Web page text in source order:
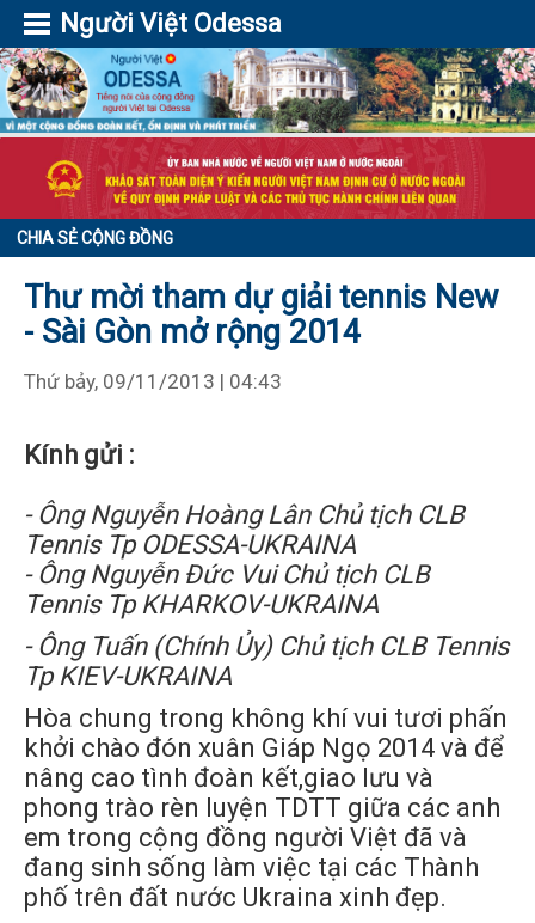
Người Việt Odessa
CHIA SẺ CỘNG ĐỒNG
Thư mời tham dự giải tennis New
- Sài Gòn mở rộng 2014
Thứ bảy, 09/11/2013 | 04:43
Kính gửi :
- Ông Nguyễn Hoàng Lân Chủ tịch CLB
Tennis Tp ODESSA-UKRAINA
- Ông Nguyễn Đức Vui Chủ tịch CLB
Tennis Tp KHARKOV-UKRAINA
- Ông Tuấn (Chính Ủy) Chủ tịch CLB Tennis
Tp KIEV-UKRAINA
Hòa chung trong không khí vui tươi phấn
khởi chào đón xuân Giáp Ngọ 2014 và để
nâng cao tình đoàn kết,giao lưu và
phong trào rèn luyện TDTT giữa các anh
em trong cộng đồng người Việt đã và
đang sinh sống làm việc tại các Thành
phố trên đất nước Ukraina xinh đẹp.